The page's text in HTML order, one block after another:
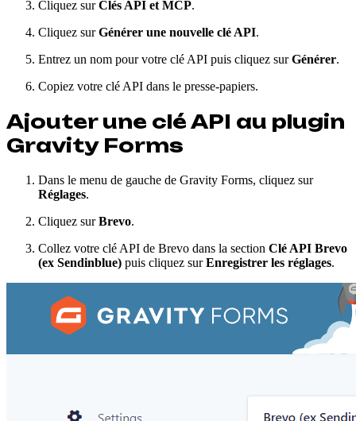
Cliquez surClés API et MCP.
Cliquez surGénérer une nouvelle clé API.
Entrez un nom pour votre clé API puis cliquez surGénérer.
Copiez votre clé API dans le presse-papiers.
Ajouter une clé API au plugin
Gravity Forms
Dans le menu de gauche de Gravity Forms, cliquez sur
Réglages.
Cliquez surBrevo.
Collez votre clé API de Brevo dans la section Clé API Brevo
(ex Sendinblue) puis cliquez surEnregistrer les réglages.